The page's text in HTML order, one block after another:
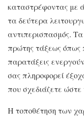
καταστρέφοντας με
τα δεύτερα
αντιπερισπασμός. Τα
πρώτης τάξεως όπως
παρατάξεις
σας πληροφορεί
που σχεδιάζετε
Η τοποθέτηση των